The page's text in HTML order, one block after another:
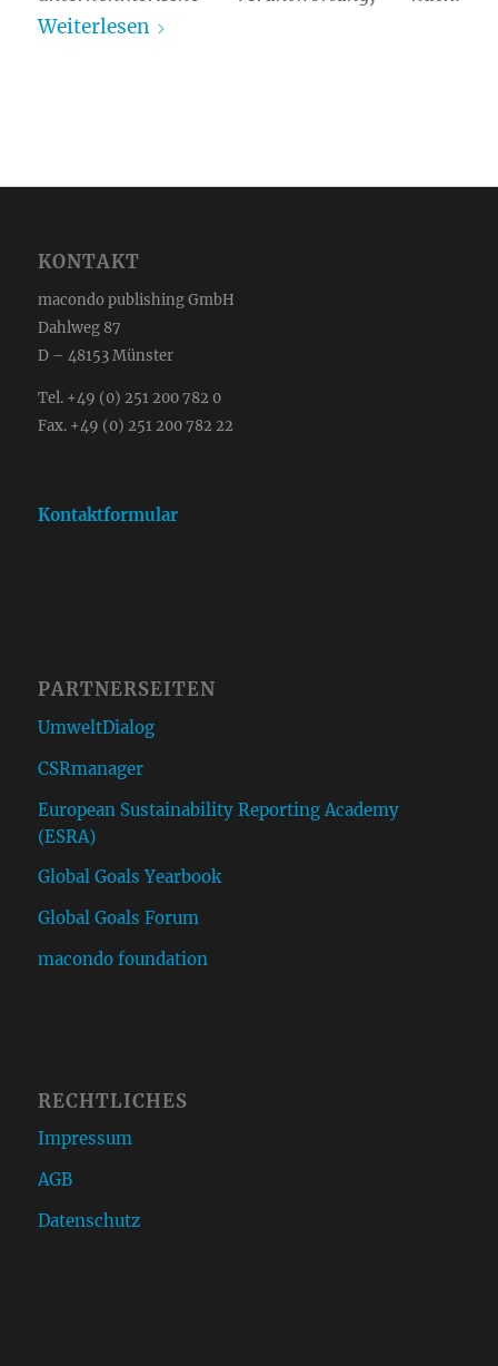
Weiterlesen
KONTAKT
macondo publishing GmbH
Dahlweg 87
D – 48153 Münster
Tel. +49 (0) 251 200 782 0
Fax. +49 (0) 251 200 782 22
Kontaktformular
PARTNERSEITEN
UmweltDialog
CSRmanager
European Sustainability Reporting Academy
(ESRA)
Global Goals Yearbook
Global Goals Forum
macondo foundation
RECHTLICHES
Impressum
AGB
Datenschutz